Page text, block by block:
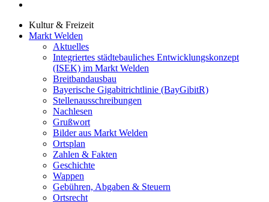
Kultur & Freizeit
Markt Welden
Aktuelles
Integriertes städtebauliches Entwicklungskonzept
(ISEK) im Markt Welden
Breitbandausbau
Bayerische Gigabitrichtlinie (BayGibitR)
Stellenausschreibungen
Nachlesen
Grußwort
Bilder aus Markt Welden
Ortsplan
Zahlen & Fakten
Geschichte
Wappen
Gebühren, Abgaben & Steuern
Ortsrecht